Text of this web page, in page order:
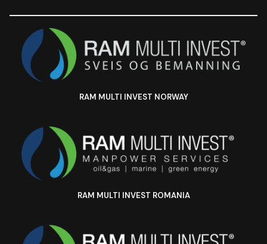
RAM MULTI INVEST NORWAY
RAM MULTI INVEST ROMANIA